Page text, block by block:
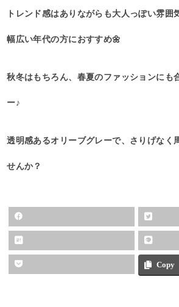
トレンド感はありながらも大人っぽい雰囲
幅広い年代の方におすすめ🌼
秋冬はもちろん、春夏のファッションにも
ー♪
透明感あるオリーブグレーで、さりげなく
せんか？
Copy